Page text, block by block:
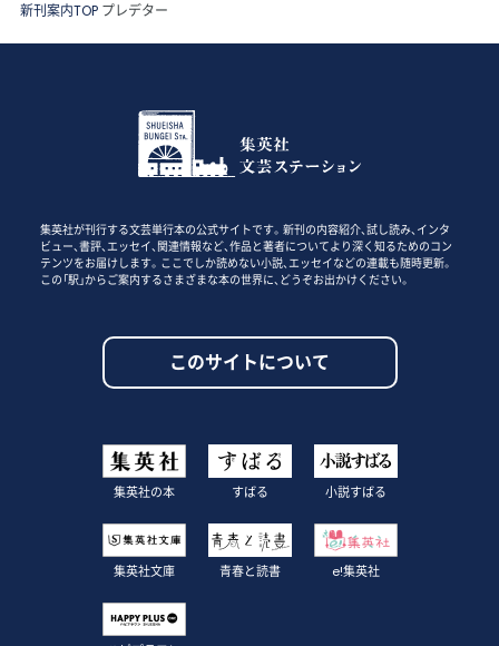
新刊案内TOP プレデター
集英社が刊行する文芸単行本の公式サイトです。新刊の内容紹介、試し読み、インタ
ビュー、書評、エッセイ、関連情報など、作品と著者についてより深く知るためのコン
テンツをお届けします。ここでしか読めない小説、エッセイなどの連載も随時更新。
この「駅」からご案内するさまざまな本の世界に、どうぞお出かけください。
このサイトについて
集英社の本 すばる 小説すばる
集英社文庫 青春と読書 e!集英社